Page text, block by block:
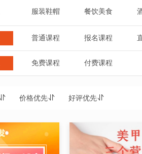
服装鞋帽 餐饮美食
普通课程 报名课程
免费课程 付费课程
价格优先 好评优先